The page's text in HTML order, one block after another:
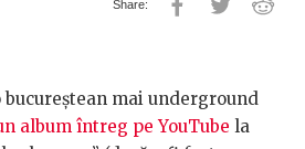
bucureștean mai underground
album întreg pe YouTube la